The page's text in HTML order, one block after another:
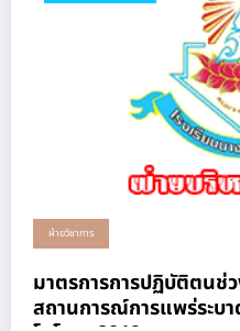
ฝ่ายวิชาการ
มาตรการการปฏิบัติตนช่
สถานการณ์การแพร่ระบา